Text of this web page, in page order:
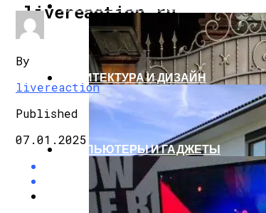
livereaction.ru
СТРОИТЕЛЬСТВО И РЕМОНТ
АРХИТЕКТУРА И ДИЗАЙН
КОМПЬЮТЕРЫ И ГАДЖЕТЫ
By
livereaction
Published
07.01.2025